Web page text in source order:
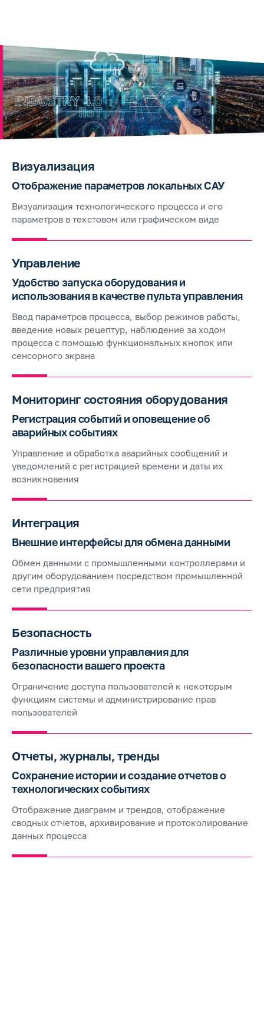
Визуализация
Отображение параметров локальных САУ
Визуализация технологического процесса и его
параметров в текстовом или графическом виде
Управление
Удобство запуска оборудования и
использования в качестве пульта управления
Ввод параметров процесса, выбор режимов работы,
введение новых рецептур, наблюдение за ходом
процесса с помощью функциональных кнопок или
сенсорного экрана
Мониторинг состояния оборудования
Регистрация событий и оповещение об
аварийных событиях
Управление и обработка аварийных сообщений и
уведомлений с регистрацией времени и даты их
возникновения
Интеграция
Внешние интерфейсы для обмена данными
Обмен данными с промышленными контроллерами и
другим оборудованием посредством промышленной
сети предприятия
Безопасность
Различные уровни управления для
безопасности вашего проекта
Ограничение доступа пользователей к некоторым
функциям системы и администрирование прав
пользователей
Отчеты, журналы, тренды
Сохранение истории и создание отчетов о
технологических событиях
Отображение диаграмм и трендов, отображение
сводных отчетов, архивирование и протоколирование
данных процесса